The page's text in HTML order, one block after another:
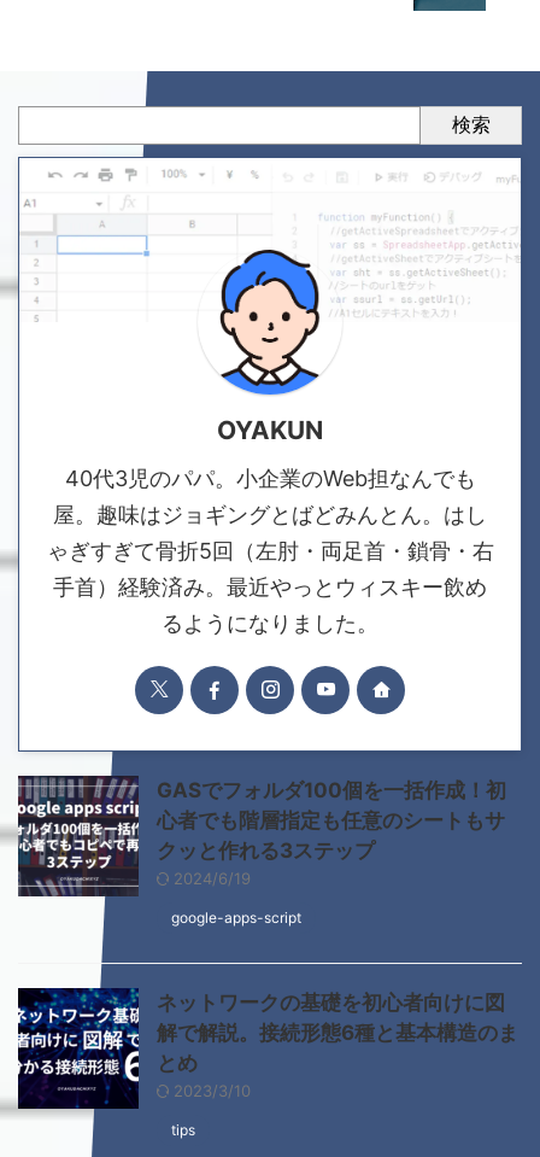
検索
OYAKUN
40代3児のパパ。小企業のWeb担なんでも
屋。趣味はジョギングとばどみんとん。はし
ゃぎすぎて骨折5回（左肘・両足首・鎖骨・右
手首）経験済み。最近やっとウィスキー飲め
るようになりました。
GASでフォルダ100個を一括作成！初
心者でも階層指定も任意のシートもサ
クッと作れる3ステップ
2024/6/19
google-apps-script
ネットワークの基礎を初心者向けに図
解で解説。接続形態6種と基本構造のま
とめ
2023/3/10
tips